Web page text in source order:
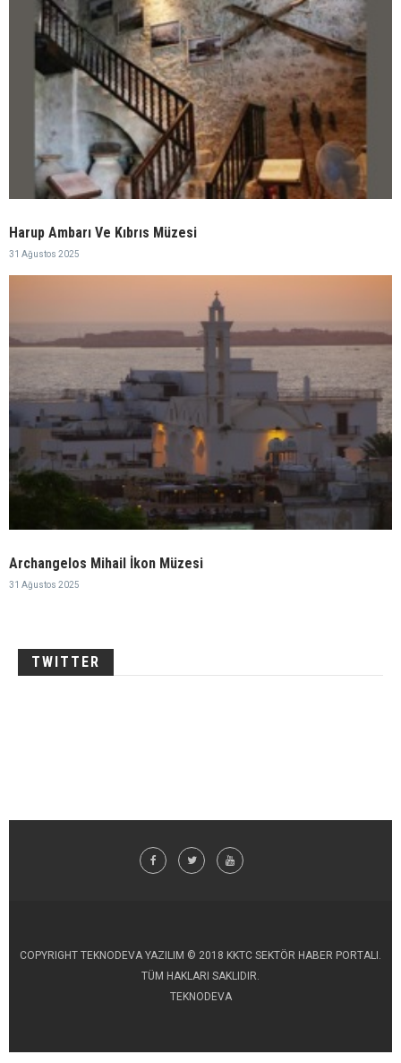
Harup Ambarı Ve Kıbrıs Müzesi
31 Ağustos 2025
Archangelos Mihail İkon Müzesi
31 Ağustos 2025
TWITTER
COPYRIGHT TEKNODEVA YAZILIM © 2018 KKTC SEKTÖR HABER PORTALI.
TÜM HAKLARI SAKLIDIR.
TEKNODEVA